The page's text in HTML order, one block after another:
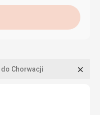
do Chorwacji